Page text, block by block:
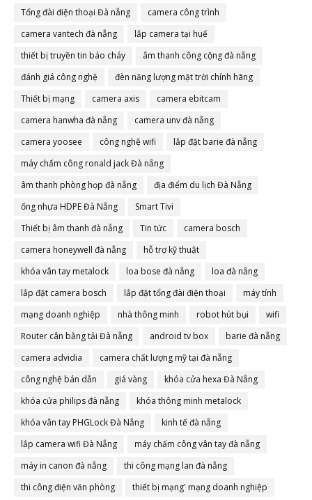
Tổng đài điện thoại Đà nẵng
camera công trình
camera vantech đà nẵng
lắp camera tại huế
thiết bị truyền tin báo cháy
âm thanh công cộng đà nẵng
đánh giá công nghệ
đèn năng lượng mặt trời chính hãng
Thiết bị mạng
camera axis
camera ebitcam
camera hanwha đà nẵng
camera unv đà nẵng
camera yoosee
công nghệ wifi
lắp đặt barie đà nẵng
máy chấm công ronald jack Đà nẵng
âm thanh phòng họp đà nẵng
địa điểm du lịch Đà Nẵng
ống nhựa HDPE Đà Nẵng
Smart Tivi
Thiết bị âm thanh đà nẵng
Tin tức
camera bosch
camera honeywell đà nẵng
hỗ trợ kỹ thuật
khóa vân tay metalock
loa bose đà nẵng
loa đà nẵng
lắp đặt camera bosch
lắp đặt tổng đài điện thoại
máy tính
mạng doanh nghiệp
nhà thông minh robot hút bụi
wifi
Router cân bằng tải Đà nẵng
android tv box
barie đà nẵng
camera advidia
camera chất lượng mỹ tại đà nẵng
công nghệ bán dẫn
giá vàng
khóa cửa hexa Đà Nẵng
khóa cửa philips đà nẵng
khóa thông minh metalock
khóa vân tay PHGLock Đà Nẵng
kinh tế đà nẵng
lắp camera wifi Đà Nẵng
máy chấm công vân tay đà nẵng
máy in canon đà nẵng
thi công mạng lan đà nẵng
thi công điện văn phòng
thiết bị mạng' mạng doanh nghiệp